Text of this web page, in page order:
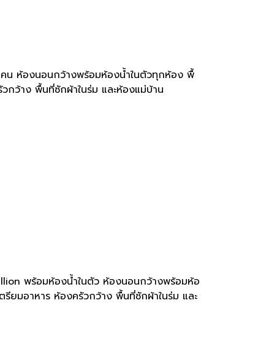
น ห้องนอนกว้างพร้อมห้องน้ำในตัวทุกห้อง พื้
ว้าง พื้นที่ซักผ้าในร่ม และห้องแม่บ้าน
พร้อมห้องน้ำในตัว ห้องนอนกว้างพร้อมห้อ
มอาหาร ห้องครัวกว้าง พื้นที่ซักผ้าในร่ม และ